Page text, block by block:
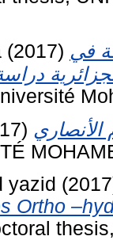
(2017) في
yazid
Ortho